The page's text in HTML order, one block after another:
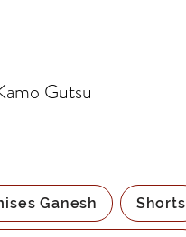
Gutsu
Ganesh Shorts